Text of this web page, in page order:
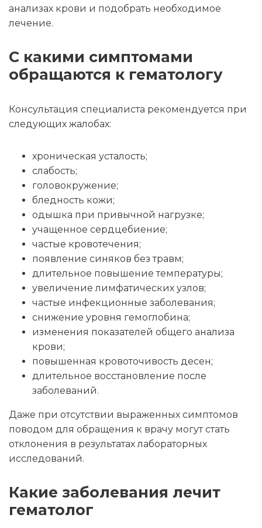
анализах крови и подобрать необходимое
лечение.
С какими симптомами
обращаются к гематологу
Консультация специалиста рекомендуется при
следующих жалобах:
хроническая усталость;
слабость;
головокружение;
бледность кожи;
одышка при привычной нагрузке;
учащенное сердцебиение;
частые кровотечения;
появление синяков без травм;
длительное повышение температуры;
увеличение лимфатических узлов;
частые инфекционные заболевания;
снижение уровня гемоглобина;
изменения показателей общего анализа
крови;
повышенная кровоточивость десен;
длительное восстановление после
заболеваний.
Даже при отсутствии выраженных симптомов
поводом для обращения к врачу могут стать
отклонения в результатах лабораторных
исследований.
Какие заболевания лечит
гематолог